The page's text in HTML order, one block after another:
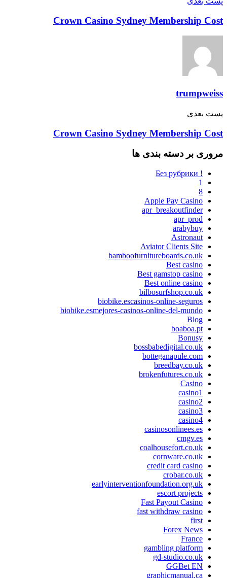
Crown Casino Sydney Membership Cost
trumpweiss
پست‌ بعدی
Crown Casino Sydney Membership Cost
مروری بر دسته بندی ها
! Без рубрики
1
8
Apple Pay Casino
apr_breakoutfinder
apr_prod
arabybuy
Astronaut
Aviator Clients Site
bamboofurnitureboards.co.uk
Best casino
Best gamstop casino
Best online casino
bilbosurfshop.co.uk
biobike.escasinos-online-seguros
biobike.esmejores-casinos-online-del-mundo
Blog
boaboa.pt
Bonusy
bossbabedigital.co.uk
botteganapule.com
breedbay.co.uk
brokenfutures.co.uk
Casino
casino1
casino2
casino3
casino4
casinosonlinees.es
cmgv.es
coalhousefort.co.uk
cornware.co.uk
credit card casino
crobar.co.uk
earlyinterventionfoundation.org.uk
escort projects
Fast Payout Casino
fast withdraw casino
first
Forex News
France
gambling platform
gd-studio.co.uk
GGBet EN
graphicmanual.ca